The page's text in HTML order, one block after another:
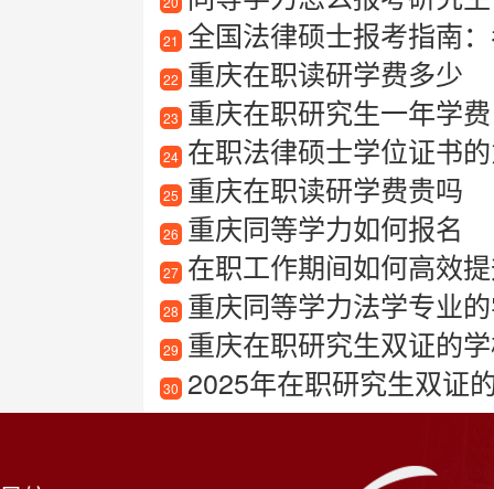
21 全国法律硕士报考指南
22 重庆在职读研学费多少
23 重庆在职研究生一年学费
24 在职法律硕士学位证书
25 重庆在职读研学费贵吗
26 重庆同等学力如何报名
27 在职工作期间如何高效
28 重庆同等学力法学专业
29 重庆在职研究生双证的
30 2025年在职研究生双证